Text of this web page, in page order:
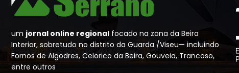
um jornal online regional focado na zona da Beira
Interior, sobretudo no distrito da Guarda /Viseu— incluindo
Fornos de Algodres, Celorico da Beira, Gouveia, Trancoso,
entre outros